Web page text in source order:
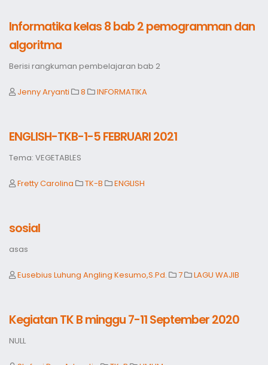
Informatika kelas 8 bab 2 pemogramman dan
algoritma
Berisi rangkuman pembelajaran bab 2
Jenny Aryanti 8 INFORMATIKA
ENGLISH-TKB-1-5 FEBRUARI 2021
Tema: VEGETABLES
Fretty Carolina TK-B ENGLISH
sosial
asas
Eusebius Luhung Angling Kesumo,S.Pd. 7 LAGU WAJIB
Kegiatan TK B minggu 7-11 September 2020
NULL